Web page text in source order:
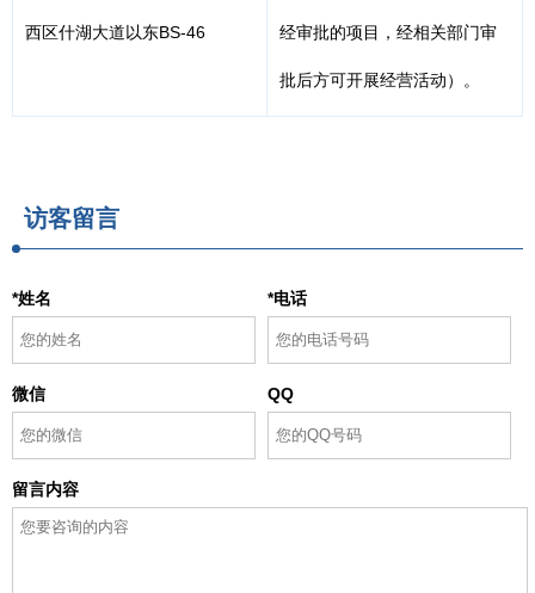
西区什湖大道以东BS-46 经审批的项目，经相关部门审
批后方可开展经营活动）。
访客留言
*姓名 *电话
微信 QQ
留言内容